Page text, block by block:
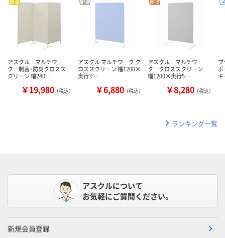
アスクル マルチワー
ク 制菌・防炎クロスス
クリーン 幅240…
￥19,980 （税込）
アスクル マルチワーク ク
ロススクリーン 幅1200×
奥行3…
￥6,880 （税込）
アスクル マルチワー
ク クロススクリーン
幅1200×奥行5…
￥8,280 （税込）
ボ
ランキング一覧
アスクルについて
お気軽にご質問ください。
新規会員登録